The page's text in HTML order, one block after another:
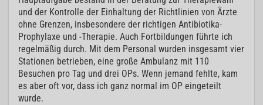
und der Kontrolle der Einhaltung der Richtlinien von Ärzte
ohne Grenzen, insbesondere der richtigen Antibiotika-
Prophylaxe und -Therapie. Auch Fortbildungen führte ich
regelmäßig durch. Mit dem Personal wurden insgesamt vier
Stationen betrieben, eine große Ambulanz mit 110
Besuchen pro Tag und drei OPs. Wenn jemand fehlte, kam
es aber oft vor, dass ich ganz normal im OP eingeteilt
wurde.